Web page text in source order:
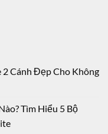
Cánh Đẹp Cho Không
Tìm Hiểu 5 Bộ